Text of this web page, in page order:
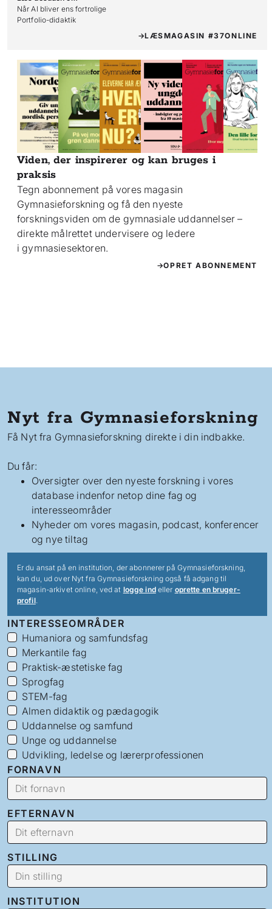
Når AI bliver ens fortrolige
Portfolio-didaktik
LÆSMAGASIN #37ONLINE
Viden, der inspirerer og kan bruges i
praksis
Tegn abonnement på vores magasin
Gymnasieforskning og få den nyeste
forskningsviden om de gymnasiale uddannelser –
direkte målrettet undervisere og ledere
i gymnasiesektoren.
OPRET ABONNEMENT
Nyt fra Gymnasieforskning
Få Nyt fra Gymnasieforskning direkte i din indbakke.
Du får:
Oversigter over den nyeste forskning i vores
database indenfor netop dine fag og
interesseområder
Nyheder om vores magasin, podcast, konferencer
og nye tiltag
Er du ansat på en institution, der abonnerer på Gymnasieforskning,
kan du, ud over Nyt fra Gymnasieforskning også få adgang til
magasin-arkivet online, ved at logge indeller oprette en bruger-
profil.
INTERESSEOMRÅDER
Humaniora og samfundsfag
Merkantile fag
Praktisk-æstetiske fag
Sprogfag
STEM-fag
Almen didaktik og pædagogik
Uddannelse og samfund
Unge og uddannelse
Udvikling, ledelse og lærerprofessionen
FORNAVN
EFTERNAVN
STILLING
INSTITUTION